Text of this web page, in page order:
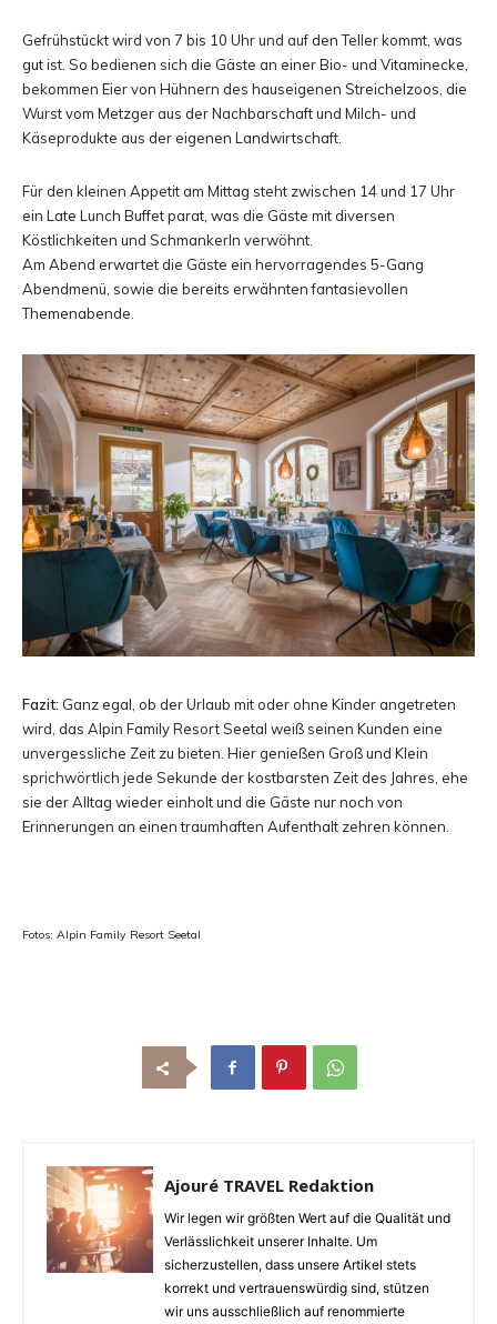
Gefrühstückt wird von 7 bis 10 Uhr und auf den Teller kommt, was
gut ist. So bedienen sich die Gäste an einer Bio- und Vitaminecke,
bekommen Eier von Hühnern des hauseigenen Streichelzoos, die
Wurst vom Metzger aus der Nachbarschaft und Milch- und
Käseprodukte aus der eigenen Landwirtschaft.
Für den kleinen Appetit am Mittag steht zwischen 14 und 17 Uhr
ein Late Lunch Buffet parat, was die Gäste mit diversen
Köstlichkeiten und Schmankerln verwöhnt.
Am Abend erwartet die Gäste ein hervorragendes 5-Gang
Abendmenü, sowie die bereits erwähnten fantasievollen
Themenabende.
Fazit: Ganz egal, ob der Urlaub mit oder ohne Kinder angetreten
wird, das Alpin Family Resort Seetal weiß seinen Kunden eine
unvergessliche Zeit zu bieten. Hier genießen Groß und Klein
sprichwörtlich jede Sekunde der kostbarsten Zeit des Jahres, ehe
sie der Alltag wieder einholt und die Gäste nur noch von
Erinnerungen an einen traumhaften Aufenthalt zehren können.
Fotos: Alpin Family Resort Seetal
Ajouré TRAVEL Redaktion
Wir legen wir größten Wert auf die Qualität und
Verlässlichkeit unserer Inhalte. Um
sicherzustellen, dass unsere Artikel stets
korrekt und vertrauenswürdig sind, stützen
wir uns ausschließlich auf renommierte